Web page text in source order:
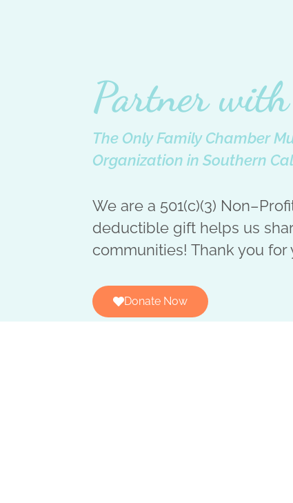
Partner
The Only Family Chamber
Organization in Southern
We are a 501(c)(3)
deductible gift helps us
communities! Thank you for
Donate Now